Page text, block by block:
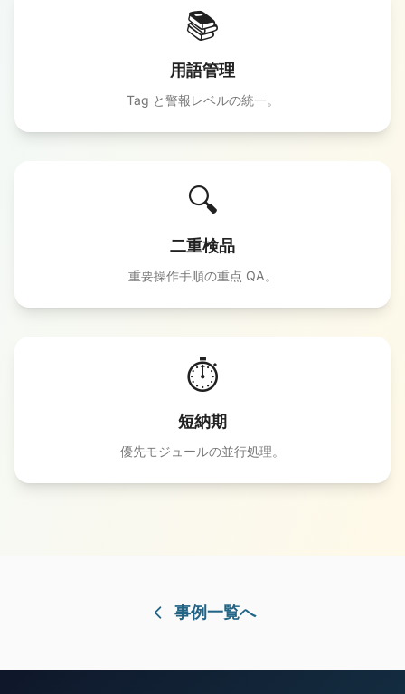
📚
用語管理
Tag と警報レベルの統一。
🔍
二重検品
重要操作手順の重点 QA。
⏱️
短納期
優先モジュールの並行処理。
事例一覧へ